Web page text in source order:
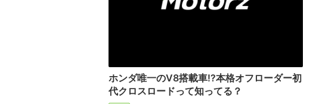
ホンダ唯一のV8搭載車!?本格オフローダー初
代クロスロードって知ってる？